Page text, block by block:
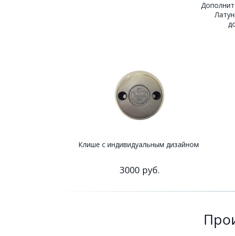
Клише с индивидуальным дизайном
3000 руб.